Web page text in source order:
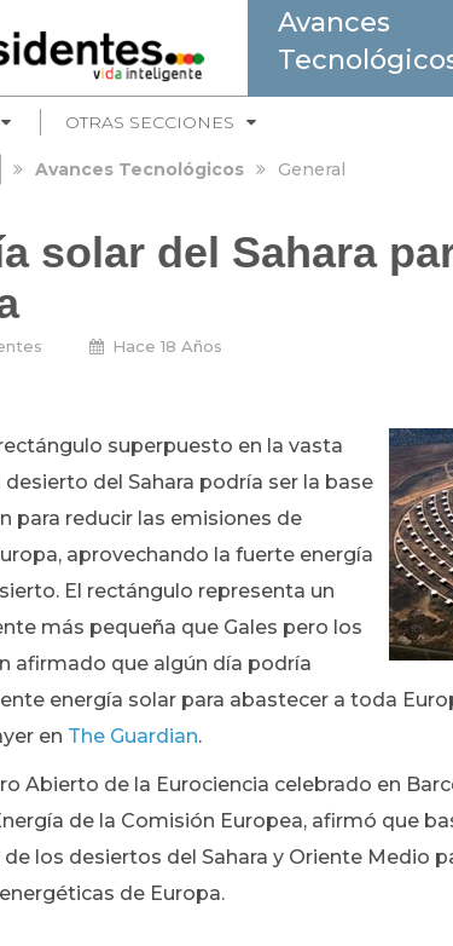
Avances
OTRAS SECCIONES
Avances Tecnológicos General
solar del Sahara
Hace 18 Años
superpuesto en la vasta
del Sahara podría ser la base
para reducir las emisiones de
aprovechando la fuerte energía
El rectángulo representa un
más pequeña que Gales pero los
afirmado que algún día podría
energía solar para abastecer a toda
en The Guardian.
Abierto de la Eurociencia celebrado en
de la Comisión Europea, afirmó que
de los desiertos del Sahara y Oriente Medio
de Europa.